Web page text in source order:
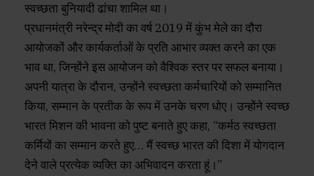
स्वच्छता बुनियादी ढांचा शामिल था।
प्रधानमंत्री नरेन्‍द्र मोदी का वर्ष 2019 में कुंभ मेले का दौरा
आयोजकों और कार्यकर्ताओं के प्रति आभार व्यक्त करने का एक
भाव था, जिन्होंने इस आयोजन को वैश्विक स्तर पर सफल बनाया।
अपनी यात्रा के दौरान, उन्होंने स्‍वच्‍छता कर्मचारियों को सम्मानित
किया, सम्मान के प्रतीक के रूप में उनके चरण धोए। उन्होंने स्वच्छ
भारत मिशन की भावना को पुष्‍ट बनाते हुए कहा, “कर्मठ स्‍वच्‍छता
कर्मियों का सम्मान करते हुए… मैं स्वच्छ भारत की दिशा में योगदान
देने वाले प्रत्येक व्यक्ति का अभिवादन करता हूं।”